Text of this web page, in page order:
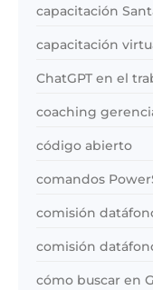
capacitación
capacitación
ChatGPT en el
coaching
código abierto
comandos
comisión
comisión
cómo buscar en